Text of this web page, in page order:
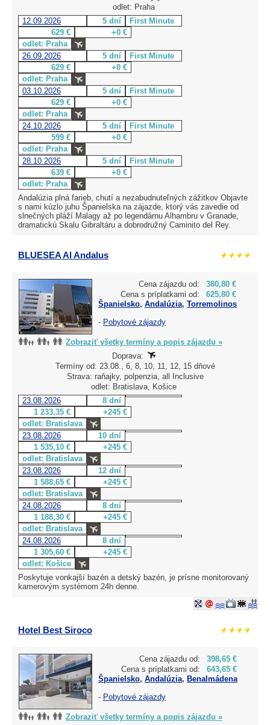
odlet: Praha
12.09.2026
5 dní
First Minute
629 €
+0 €
odlet: Praha
26.09.2026
5 dní
First Minute
629 €
+0 €
odlet: Praha
03.10.2026
5 dní
First Minute
629 €
+0 €
odlet: Praha
24.10.2026
5 dní
First Minute
599 €
+0 €
odlet: Praha
28.10.2026
5 dní
First Minute
639 €
+0 €
odlet: Praha
Andalúzia plná farieb, chutí a nezabudnuteľných zážitkov Objavte
s nami kúzlo juhu Španielska na zájazde, ktorý vás zavedie od
slnečných pláží Malagy až po legendárnu Alhambru v Granade,
dramatickú Skalu Gibraltáru a dobrodružný Caminito del Rey.
BLUESEA Al Andalus
Cena zájazdu od:
380,80 €
Cena s príplatkami od:
625,80 €
Španielsko, Andalúzia, Torremolinos
- Pobytové zájazdy
Zobraziť všetky termíny a popis zájazdu »
Doprava:
Termíny od: 23.08., 6, 8, 10, 11, 12, 15 dňové
Strava: raňajky, polpenzia, all Inclusive
odlet: Bratislava, Košice
23.08.2026
8 dní
1 233,35 €
+245 €
odlet: Bratislava
23.08.2026
10 dní
1 535,10 €
+245 €
odlet: Bratislava
23.08.2026
12 dní
1 588,65 €
+245 €
odlet: Bratislava
24.08.2026
8 dní
1 188,30 €
+245 €
odlet: Bratislava
24.08.2026
8 dní
1 305,60 €
+245 €
odlet: Košice
Poskytuje vonkajší bazén a detský bazén, je prísne monitorovaný
kamerovým systémom 24h denne.
Hotel Best Siroco
Cena zájazdu od:
398,65 €
Cena s príplatkami od:
643,65 €
Španielsko, Andalúzia, Benalmádena
- Pobytové zájazdy
Zobraziť všetky termíny a popis zájazdu »